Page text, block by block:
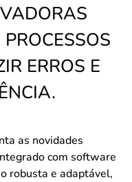
ERROS E
as novidades
com software
robusta e adaptável,